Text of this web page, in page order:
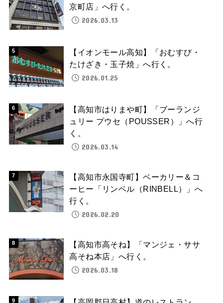
京町店」へ行く。
2026.03.13
【イオンモール高知】「おむすび・
たけざき・玉子焼」へ行く。
2026.01.25
【高知市はりまや町】「ブーランジ
ュリー プウセ（POUSSER）」へ行
く。
2026.03.14
【高知市永国寺町】ベーカリー＆コ
ーヒー「リンベル（RINBELL）」へ
行く。
2026.02.20
【高知市高そね】「マンジェ・ササ
高そね本店」へ行く。
2026.03.18